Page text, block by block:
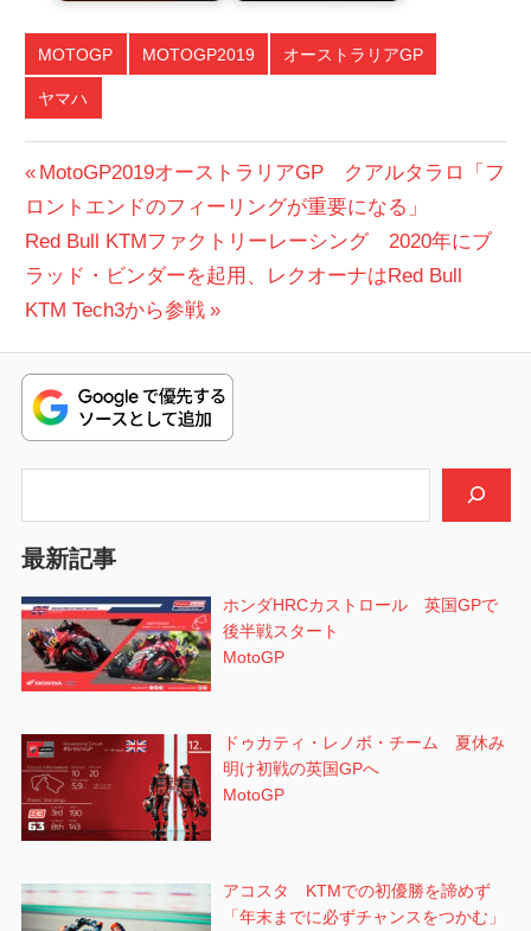
MOTOGP MOTOGP2019 オーストラリアGP
ヤマハ
投
稿
ナ
ビ
ゲ
ー
ン
前
の
投
稿:
MotoGP2019オーストラリアGP クアルタラロ「フ
ロントエンドのフィーリングが重要になる」
次
の
投
Red Bull KTMファクトリーレーシング 2020年にブ
ラッド・ビンダーを起用、レクオーナはRed Bull
KTM Tech3から参戦
最新記事
ホンダHRCカストロール 英国GPで
後半戦スタート
MotoGP
ドゥカティ・レノボ・チーム 夏休み
明け初戦の英国GPへ
MotoGP
アコスタ KTMでの初優勝を諦めず
「年末までに必ずチャンスをつかむ」